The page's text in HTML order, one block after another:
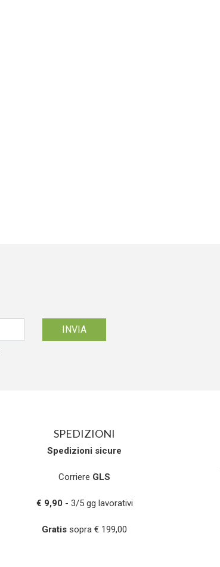
SPEDIZIONI
Spedizioni sicure
Corriere GLS
€ 9,90 - 3/5 gg lavorativi
Gratis sopra € 199,00